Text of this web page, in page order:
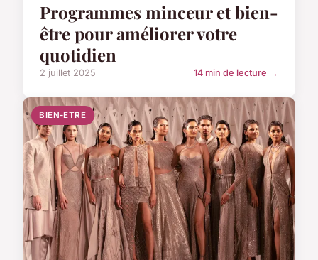
Programmes minceur et bien-
être pour améliorer votre
quotidien
2 juillet 2025 14 min de lecture →
BIEN-ETRE